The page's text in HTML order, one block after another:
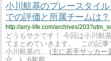
小川航基のプレースタイ
での評価と所属チームは？
どうもサクです！ 今回は小川航
てまとめていきます。 この記事
小川航基の…
主に若手サッカー